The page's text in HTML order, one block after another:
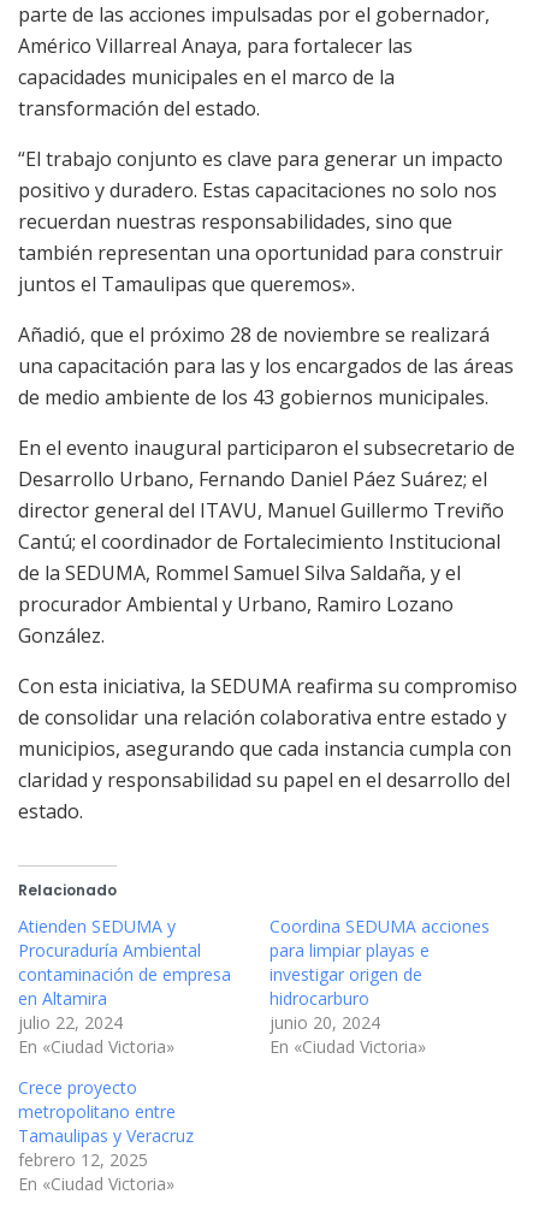
parte de las acciones impulsadas por el gobernador,
Américo Villarreal Anaya, para fortalecer las
capacidades municipales en el marco de la
transformación del estado.
“El trabajo conjunto es clave para generar un impacto
positivo y duradero. Estas capacitaciones no solo nos
recuerdan nuestras responsabilidades, sino que
también representan una oportunidad para construir
juntos el Tamaulipas que queremos».
Añadió, que el próximo 28 de noviembre se realizará
una capacitación para las y los encargados de las áreas
de medio ambiente de los 43 gobiernos municipales.
En el evento inaugural participaron el subsecretario de
Desarrollo Urbano, Fernando Daniel Páez Suárez; el
director general del ITAVU, Manuel Guillermo Treviño
Cantú; el coordinador de Fortalecimiento Institucional
de la SEDUMA, Rommel Samuel Silva Saldaña, y el
procurador Ambiental y Urbano, Ramiro Lozano
González.
Con esta iniciativa, la SEDUMA reafirma su compromiso
de consolidar una relación colaborativa entre estado y
municipios, asegurando que cada instancia cumpla con
claridad y responsabilidad su papel en el desarrollo del
estado.
Relacionado
Atienden SEDUMA y
Procuraduría Ambiental
contaminación de empresa
en Altamira
julio 22, 2024
En «Ciudad Victoria»
Coordina SEDUMA acciones
para limpiar playas e
investigar origen de
hidrocarburo
junio 20, 2024
En «Ciudad Victoria»
Crece proyecto
metropolitano entre
Tamaulipas y Veracruz
febrero 12, 2025
En «Ciudad Victoria»